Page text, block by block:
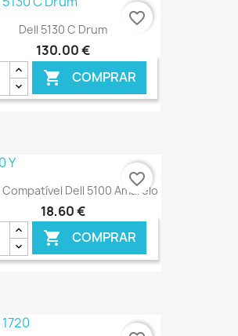
€ ONLINE
Dell 5130 C Drum
130,00 €
 COMPRAR
€ ONLINE
favorite_border
Dell 5100 Amarelo
18,60 €
 COMPRAR
€ ONLINE
favorite_border